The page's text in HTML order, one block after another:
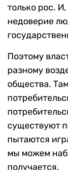
только рос.
недоверие
Поэтому
разному
общества.
существуют
пытаются
мы можем
получается.